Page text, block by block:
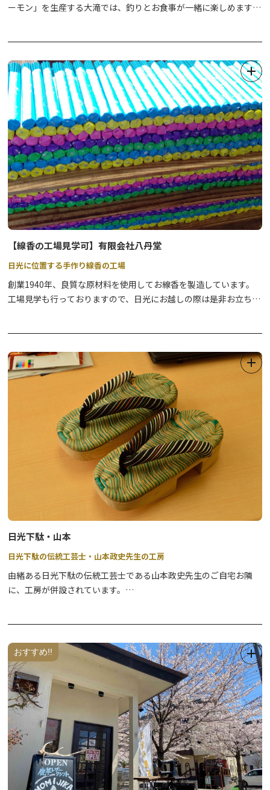
ーモン」を生産する大滝では、釣りとお食事が一緒に楽しめます。
ました。清流の音や鳥の声を聞きながらの野点と自慢のお食事がセ
ットになっております。当地の自然を知り尽くした魚屋の私たちだ
からこそ提供できる本物を求める大人の方向けの体験型アクティビ
ティーです。
詳しくは当店0288−97−1106へお問い合わせください。
【線香の工場見学可】有限会社八丹堂
日光に位置する手作り線香の工場
創業1940年、良質な原材料を使用してお線香を製造しています。
工場見学も行っておりますので、日光にお越しの際は是非お立ち寄
◆工場見学◆
線香ができるまでの工程を工場のご案内をしながら説明いたしま
す。お気軽にお問合せ、お申込みください。
【所要時間】約30分
【見学受付時間】11：00～16：00
【予約方法】ご希望日の1週間前までに、TEL・FAX・Mailのいず
れかでお申し込みください。
TEL：0288-21-8336／FAX：0288-21-7696／Mail：
hattando.nikko@gmail.com
【その他】団体受入れ可
日光下駄・山本
日光下駄の伝統工芸士・山本政史先生の工房
由緒ある日光下駄の伝統工芸士である山本政史先生のご自宅お隣
に、工房が併設されています。
しょうか。
おすすめ!!